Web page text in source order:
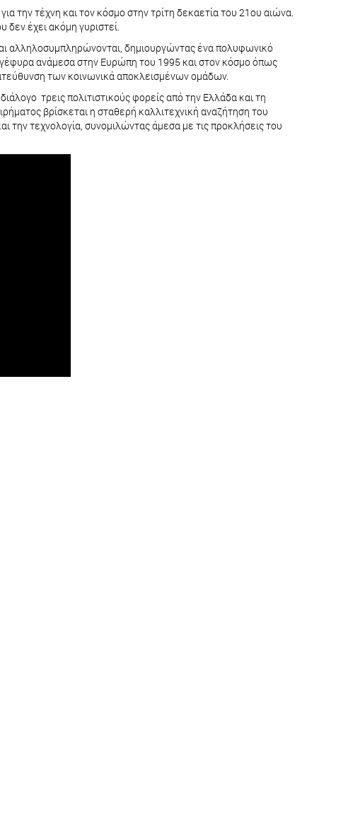
την τέχνη και τον κόσμο στην τρίτη δεκαετία του 21ου αιώνα.
δεν έχει ακόμη γυριστεί.
αλληλοσυμπληρώνονται, δημιουργώντας ένα πολυφωνικό
ανάμεσα στην Ευρώπη του 1995 και στον κόσμο όπως
των κοινωνικά αποκλεισμένων ομάδων.
τρεις πολιτιστικούς φορείς από την Ελλάδα και τη
βρίσκεται η σταθερή καλλιτεχνική αναζήτηση του
τεχνολογία, συνομιλώντας άμεσα με τις προκλήσεις του